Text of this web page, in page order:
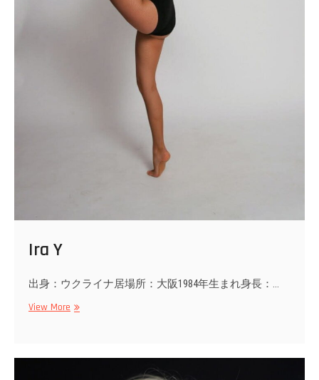
Ira Y
出身：ウクライナ居場所：大阪1984年生まれ身長：…
View More Ira